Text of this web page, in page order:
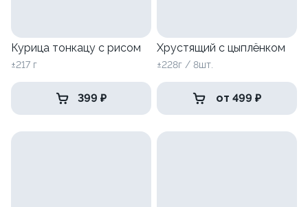
Курица тонкацу с рисом
±217 г
399 ₽
Хрустящий с цыплёнком
±228г / 8шт.
от 499 ₽